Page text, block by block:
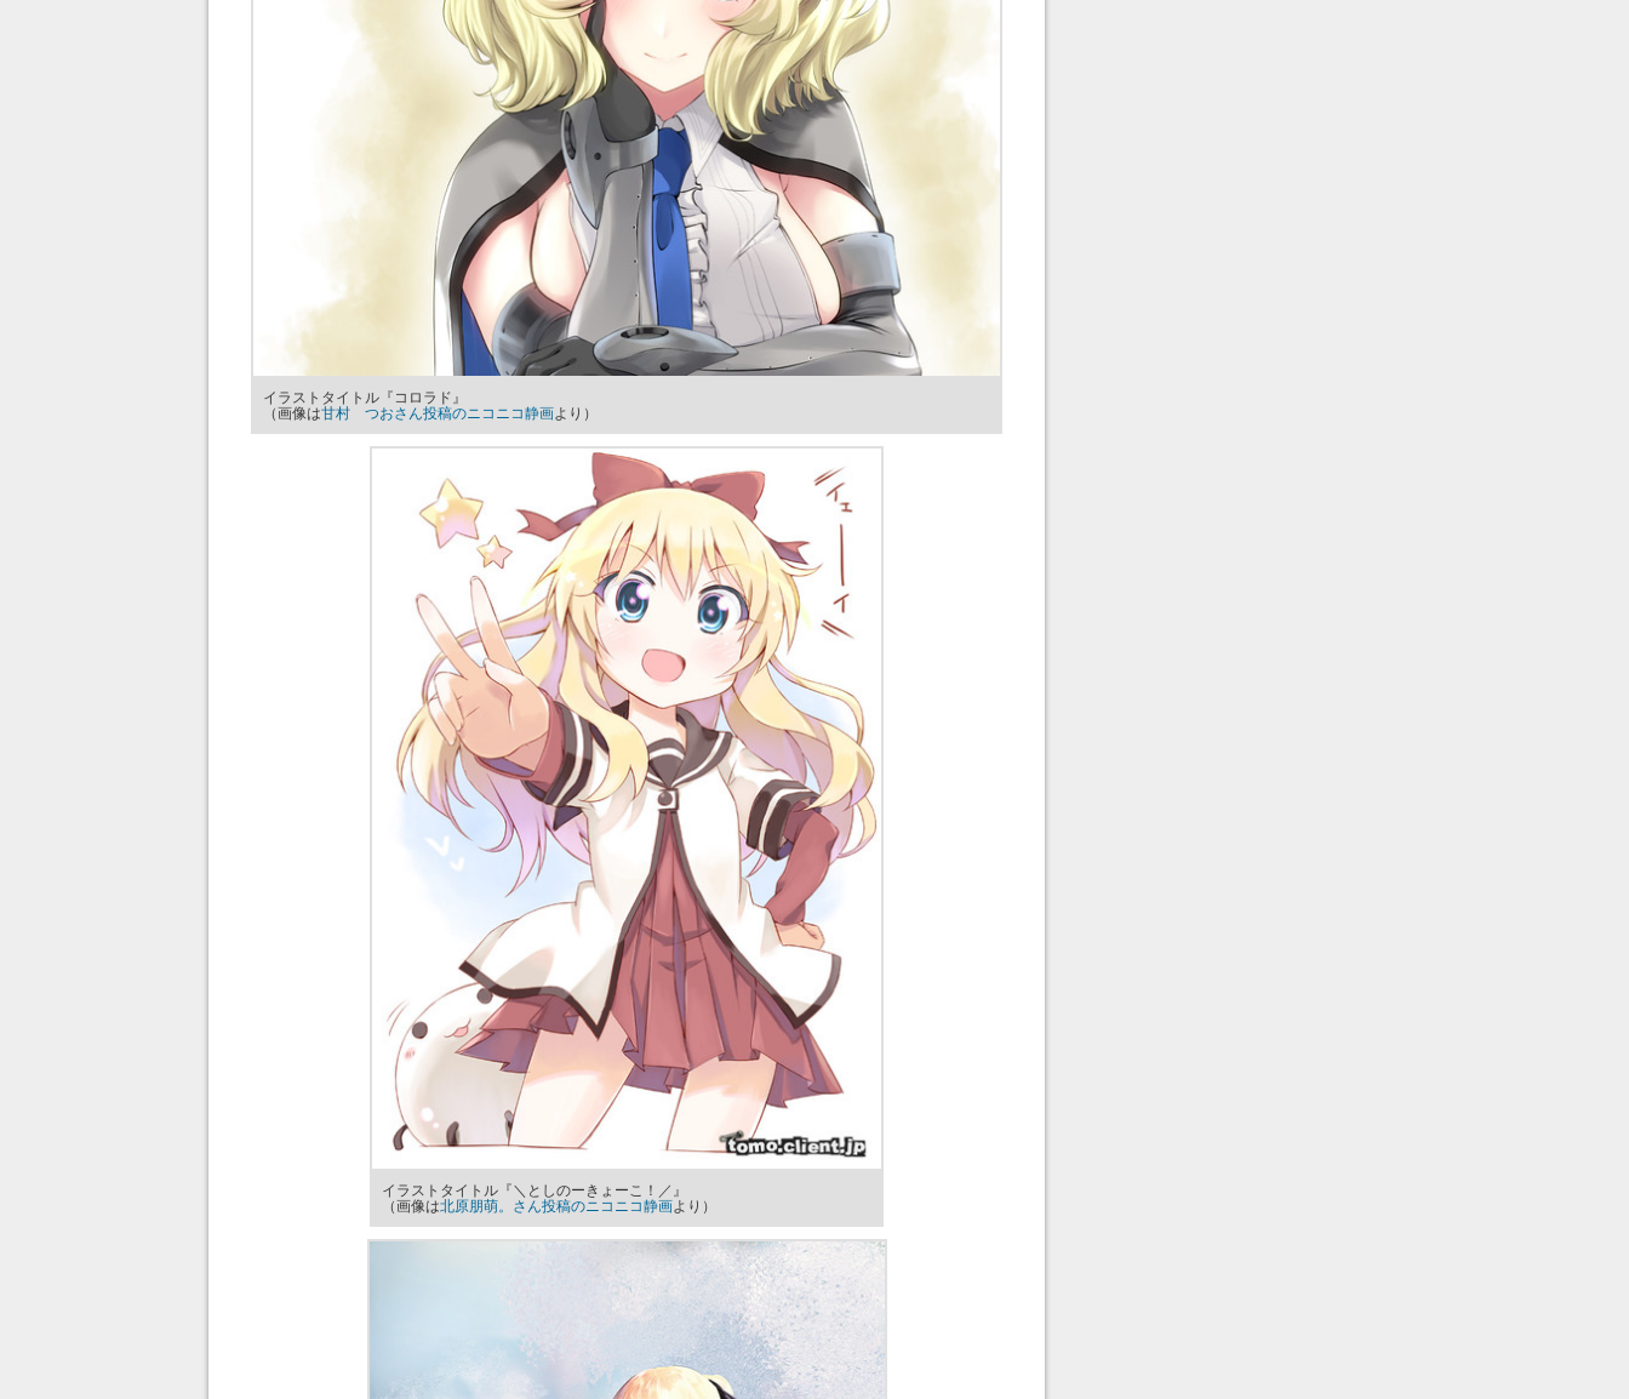
イラストタイトル『コロラド』
（画像は甘村 つおさん投稿のニコニコ静画より）
イラストタイトル『＼としのーきょーこ！／』
（画像は北原朋萌。さん投稿のニコニコ静画より）